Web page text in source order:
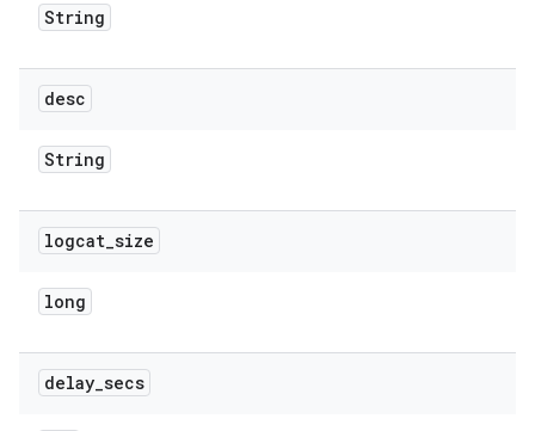
String
desc
String
logcat_size
long
delay_secs